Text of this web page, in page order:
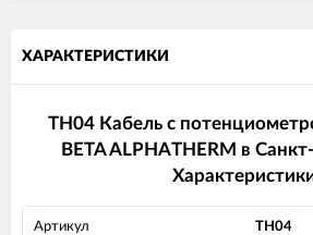
ХАРАКТЕРИСТИКИ
TH04 Кабель с
BETA ALPHATHERM в
Артикул TH04